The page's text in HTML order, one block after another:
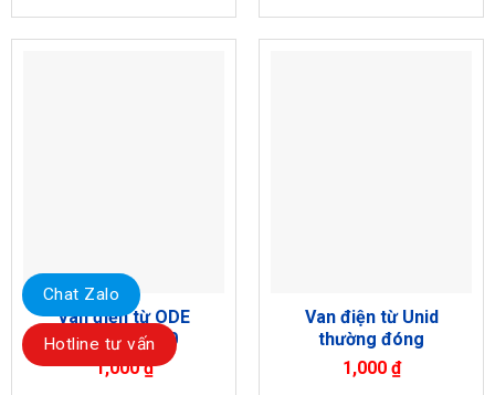
Van điện từ ODE
21IH4K1V160
1,000₫
Van điện từ Unid
thường đóng
1,000 ₫
Chat Zalo
Hotline tư vấn